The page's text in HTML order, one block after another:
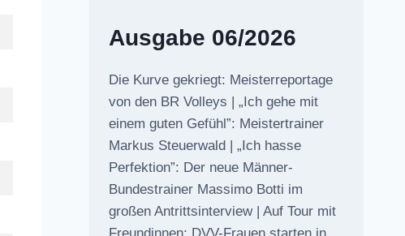
Ausgabe 06/2026
Die Kurve gekriegt: Meisterreportage
von den BR Volleys | „Ich gehe mit
einem guten Gefühl”: Meistertrainer
Markus Steuerwald | „Ich hasse
Perfektion”: Der neue Männer-
Bundestrainer Massimo Botti im
großen Antrittsinterview | Auf Tour mit